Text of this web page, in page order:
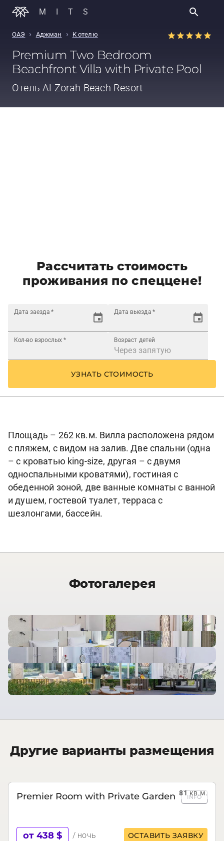
MITS
ОАЭ › Аджман › К отелю
Premium Two Bedroom
Beachfront Villa with Private Pool
ОтельAl Zorah Beach Resort
Рассчитать стоимость
проживания по спеццене!
Дата заезда * Дата выезда *
Кол-во взрослых * Возраст детей
УЗНАТЬ СТОИМОСТЬ
Площадь – 262 кв.м. Вилла расположена рядом
с пляжем, с видом на залив. Две спальни (одна
– с кроватью king-size, другая – с двумя
односпальными кроватями), гостиная с
обеденной зоной, две ванные комнаты с ванной
и душем, гостевой туалет, терраса с
шезлонгами, бассейн.
Фотогалерея
Другие варианты размещения
81кв.м.
Premier Room with Private Garden INFO
от 438 $ / ночь ОСТАВИТЬ ЗАЯВКУ